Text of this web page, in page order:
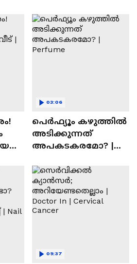
പെർഫ്യൂം കഴുത്തിൽ
അടിക്കുന്നത്
അപകടകരമോ? |
03:06
09:37